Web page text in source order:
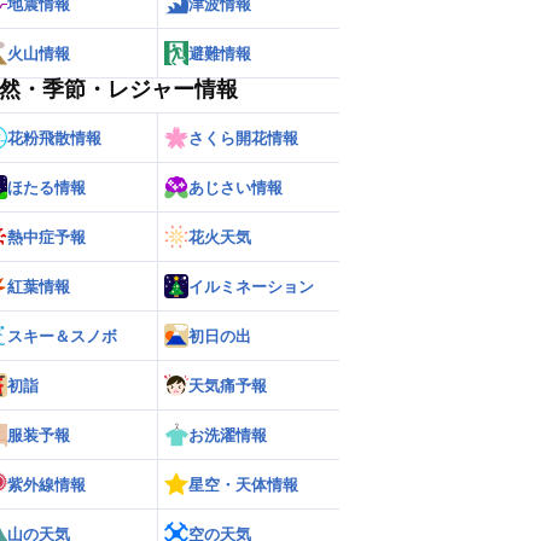
地震情報 津波情報
火山情報 避難情報
・季節・レジャー情報
花粉飛散情報 さくら開花情報
ほたる情報 あじさい情報
熱中症予報 花火天気
紅葉情報 イルミネーション
スキー＆スノボ 初日の出
初詣 天気痛予報
服装予報 お洗濯情報
紫外線情報 星空・天体情報
山の天気 空の天気